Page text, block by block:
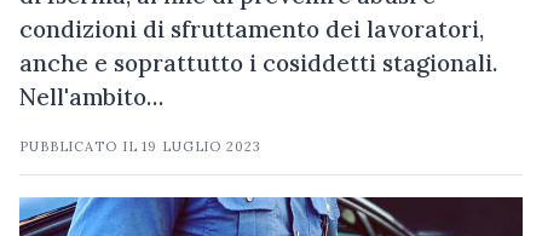
condizioni di sfruttamento dei lavoratori,
anche e soprattutto i cosiddetti stagionali.
Nell'ambito…
PUBBLICATO IL19 LUGLIO 2023